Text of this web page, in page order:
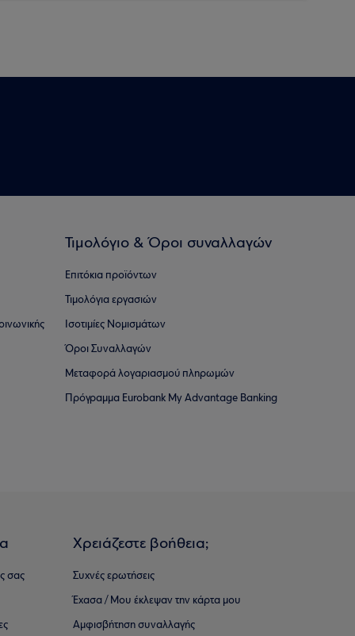
Τιμολόγιο & Όροι συναλλαγών
Επιτόκια προϊόντων
Τιμολόγια εργασιών
Ισοτιμίες Νομισμάτων
Όροι Συναλλαγών
Μεταφορά λογαριασμού πληρωμών
Πρόγραμμα Eurobank My Advantage Banking
σας
Χρειάζεστε βοήθεια;
Συχνές ερωτήσεις
Έχασα / Μου έκλεψαν την κάρτα μου
Αμφισβήτηση συναλλαγής